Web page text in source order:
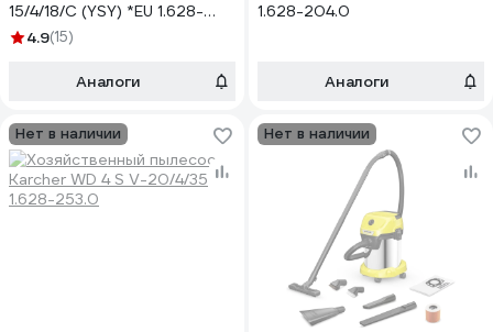
15/4/18/C (YSY) *EU 1.628-
054.0
4.9(15)
Аналоги
1.628-204.0
Аналоги
Нет в наличии Нет в наличии